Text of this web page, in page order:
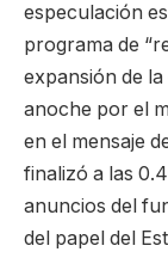
especulación
programa de
expansión de
anoche por el
en el mensaje
finalizó a las
anuncios del
del papel del